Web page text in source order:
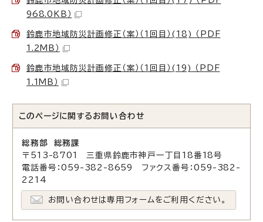
968.0KB）
鈴鹿市地域防災計画修正（案）（1回目）(18) （PDF
1.2MB）
鈴鹿市地域防災計画修正（案）（1回目）(19) （PDF
1.1MB）
このページに関する お問い合わせ
総務部 総務課
〒513-8701 三重県鈴鹿市神戸一丁目18番18号
電話番号：059-382-8659 ファクス番号：059-382-
2214
お問い合わせは専用フォームをご利用ください。